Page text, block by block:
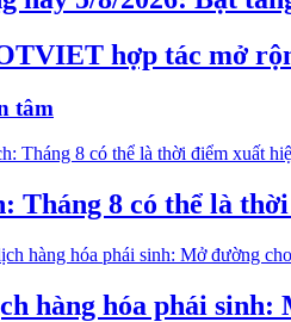
hợp tác mở
tâm
Tháng 8 có thể là
hàng hóa phái